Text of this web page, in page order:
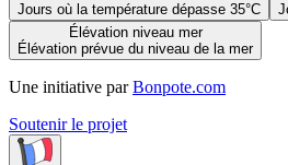
Jours où la température dépasse 35°C
Élévation niveau mer
Élévation prévue du niveau de la mer
Une initiative par Bonpote.com
Soutenir le projet